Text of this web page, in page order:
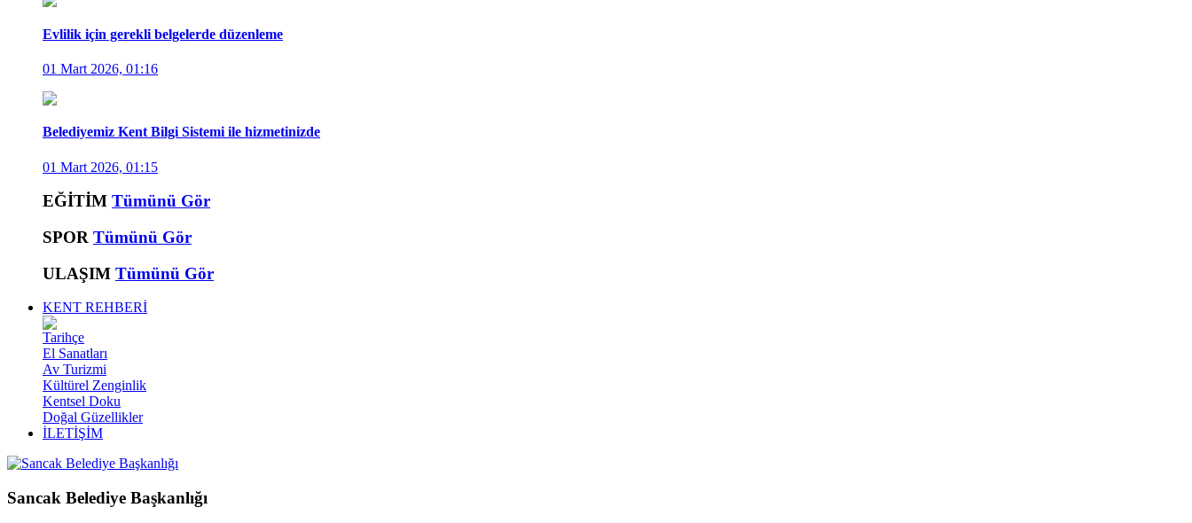
Evlilik için gerekli belgelerde düzenleme
01 Mart 2026, 01:16
Belediyemiz Kent Bilgi Sistemi ile hizmetinizde
01 Mart 2026, 01:15
EĞİTİM Tümünü Gör
SPOR Tümünü Gör
ULAŞIM Tümünü Gör
KENT REHBERİ
Tarihçe
El Sanatları
Av Turizmi
Kültürel Zenginlik
Kentsel Doku
Doğal Güzellikler
İLETİŞİM
Sancak Belediye Başkanlığı